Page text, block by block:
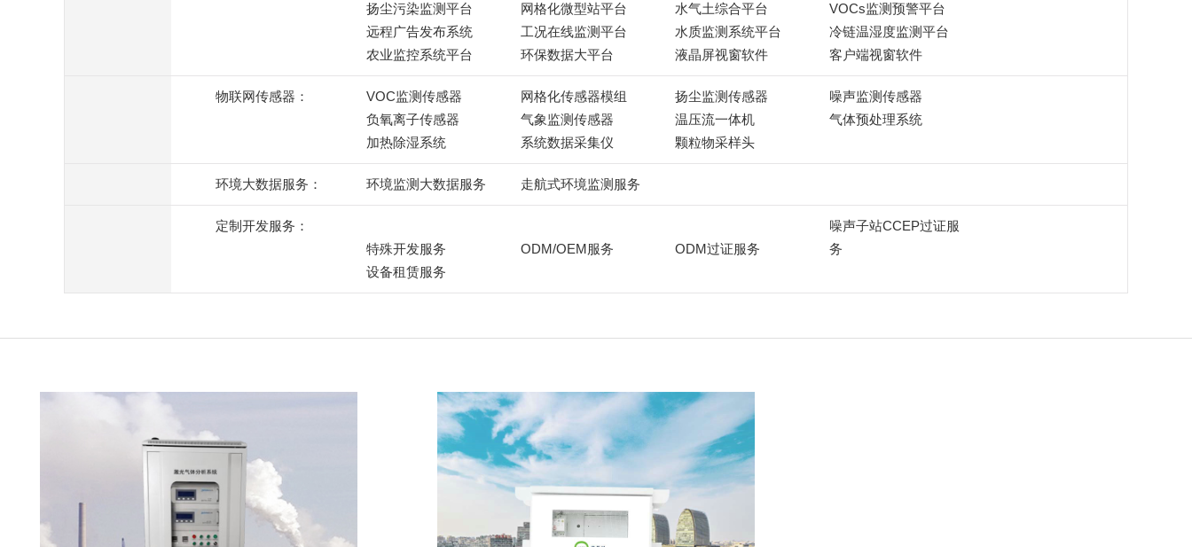
扬尘污染监测平台
网格化微型站平台 水气土综合平台
VOCs监测预警平台
远程广告发布系统
工况在线监测平台 水质监测系统平台
冷链温湿度监测平台
农业监控系统平台
环保数据大平台 液晶屏视窗软件 客户端视窗软件
物联网传感器： VOC监测传感器 网格化传感器模组 扬尘监测传感器
噪声监测传感器
负氧离子传感器
气象监测传感器 温压流一体机
气体预处理系统
加热除湿系统
系统数据采集仪 颗粒物采样头
环境大数据服务： 环境监测大数据服务 走航式环境监测服务
定制开发服务：
特殊开发服务
ODM/OEM服务 ODM过证服务
噪声子站CCEP过证服
务
设备租赁服务